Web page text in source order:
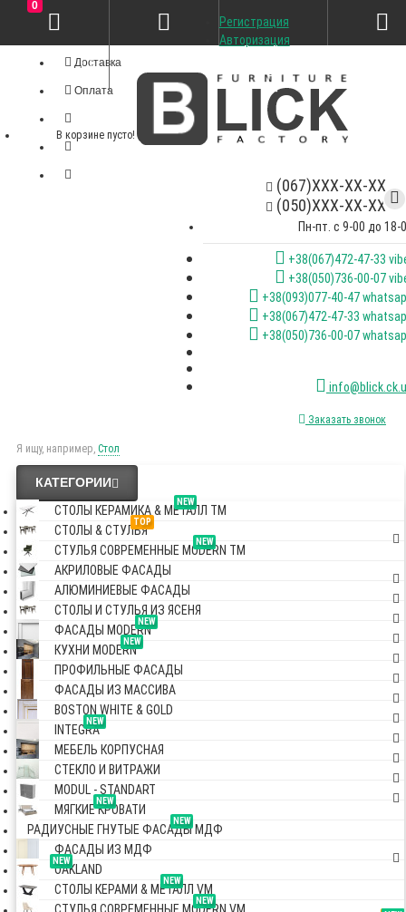
Доставка
Оплата
(067)XXX-XX-XX
(050)XXX-XX-XX
Пн-пт. с 9-00 до 18-
+38(067)472-47-33
+38(050)736-00-07
+38(093)077-40-47
+38(067)472-47-33
+38(050)736-00-07
Заказать звонок
Я ищу, например, Стол
Регистрация
Авторизация
0
В корзине пусто!
КАТЕГОРИИ
NEW
СТОЛЫ КЕРАМИКА & МЕТАЛЛ TM
TOP
СТОЛЫ & СТУЛЬЯ
NEW
СТУЛЬЯ СОВРЕМЕННЫЕ MODERN TM
АКРИЛОВЫЕ ФАСАДЫ
АЛЮМИНИЕВЫЕ ФАСАДЫ
СТОЛЫ И СТУЛЬЯ ИЗ ЯСЕНЯ
NEW
ФАСАДЫ MODERN
NEW
КУХНИ MODERN
ПРОФИЛЬНЫЕ ФАСАДЫ
ФАСАДЫ ИЗ МАССИВА
BOSTON WHITE & GOLD
NEW
INTEGRA
МЕБЕЛЬ КОРПУСНАЯ
СТЕКЛО И ВИТРАЖИ
MODUL - STANDART
NEW
МЯГКИЕ КРОВАТИ
NEW
РАДИУСНЫЕ ГНУТЫЕ ФАСАДЫ МДФ
ФАСАДЫ ИЗ МДФ
NEW
OAKLAND
NEW
СТОЛЫ КЕРАМИ & МЕТАЛЛ VM
NEW